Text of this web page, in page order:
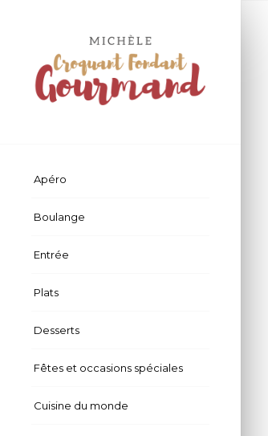
Apéro
Boulange
Entrée
Plats
Desserts
Fêtes et occasions spéciales
Cuisine du monde